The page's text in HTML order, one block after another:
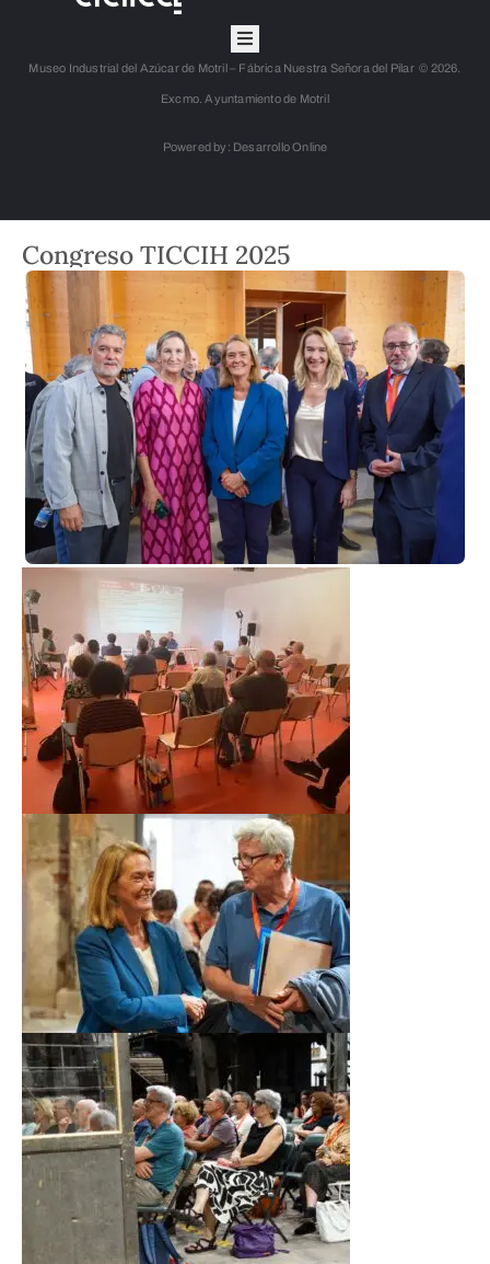
Museo Industrial del Azúcar de Motril – Fábrica Nuestra Señora del Pilar © 2026.
Excmo. Ayuntamiento de Motril
Powered by: Desarrollo Online
Congreso TICCIH 2025